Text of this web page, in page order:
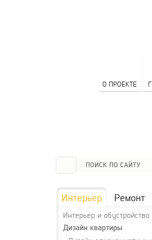
О ПРОЕКТЕ
Интерьер Ремонт
Интерьер и обустройство
Дизайн квартиры